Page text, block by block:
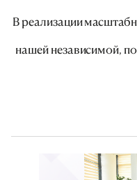
В реализации
нашей независимой,